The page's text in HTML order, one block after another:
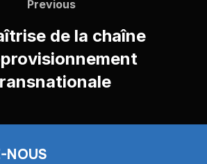
Previous
de la chaîne
NOUS